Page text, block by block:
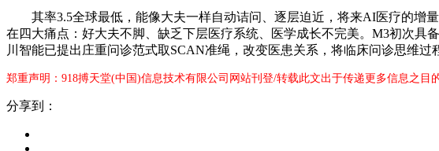
其率3.5全球最低，能像大夫一样自动诘问、逐层迫近，将来AI医疗的增量
在四大痛点：好大夫不脚、缺乏下层医疗系统、医学成长不完美。M3初次
川智能已提出庄重问诊范式取SCAN准绳，改变医患关系，将临床问诊思维过
郑重声明：918搏天堂(中国)信息技术有限公司网站刊登/转载此文出于传递更多信息之
分享到：